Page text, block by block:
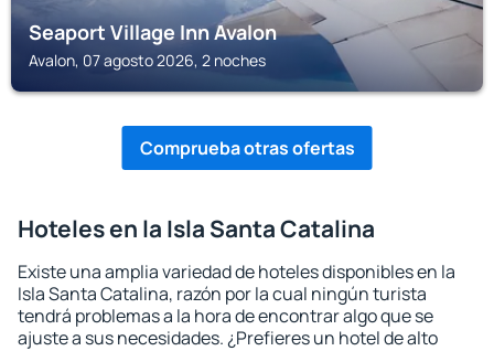
Seaport Village Inn Avalon
Avalon, 07 agosto 2026, 2 noches
Comprueba otras ofertas
Hoteles en la Isla Santa Catalina
Existe una amplia variedad de hoteles disponibles en la
Isla Santa Catalina, razón por la cual ningún turista
tendrá problemas a la hora de encontrar algo que se
ajuste a sus necesidades. ¿Prefieres un hotel de alto